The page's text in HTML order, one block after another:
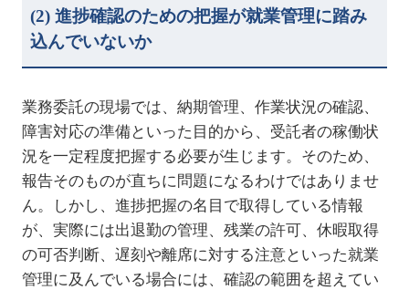
(2) 進捗確認のための把握が就業管理に踏み
込んでいないか
業務委託の現場では、納期管理、作業状況の確認、
障害対応の準備といった目的から、受託者の稼働状
況を一定程度把握する必要が生じます。そのため、
報告そのものが直ちに問題になるわけではありませ
ん。しかし、進捗把握の名目で取得している情報
が、実際には出退勤の管理、残業の許可、休暇取得
の可否判断、遅刻や離席に対する注意といった就業
管理に及んでいる場合には、確認の範囲を超えてい